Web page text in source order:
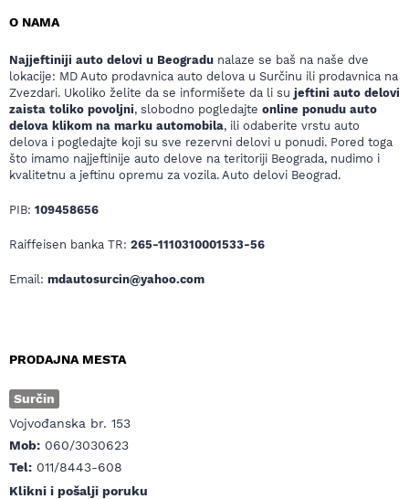
O NAMA
Najjeftiniji auto delovi u Beogradu nalaze se baš na naše dve
lokacije: MD Auto prodavnica auto delova u Surčinu ili prodavnica na
Zvezdari. Ukoliko želite da se informišete da li su jeftini auto delovi
zaista toliko povoljni, slobodno pogledajte online ponudu auto
delova klikom na marku automobila, ili odaberite vrstu auto
delova i pogledajte koji su sve rezervni delovi u ponudi. Pored toga
što imamo najjeftinije auto delove na teritoriji Beograda, nudimo i
kvalitetnu a jeftinu opremu za vozila. Auto delovi Beograd.
PIB: 109458656
Raiffeisen banka TR: 265-1110310001533-56
Email: mdautosurcin@yahoo.com
PRODAJNA MESTA
Surčin
Vojvođanska br. 153
Mob: 060/3030623
Tel: 011/8443-608
Klikni i pošalji poruku